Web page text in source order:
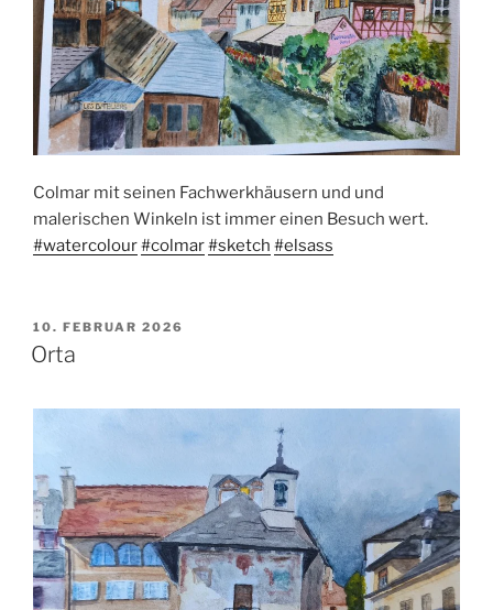
Colmar mit seinen Fachwerkhäusern und und
malerischen Winkeln ist immer einen Besuch wert.
#watercolour#colmar#sketch #elsass
VERÖFFENTLICHT
AM
10. FEBRUAR 2026
Orta